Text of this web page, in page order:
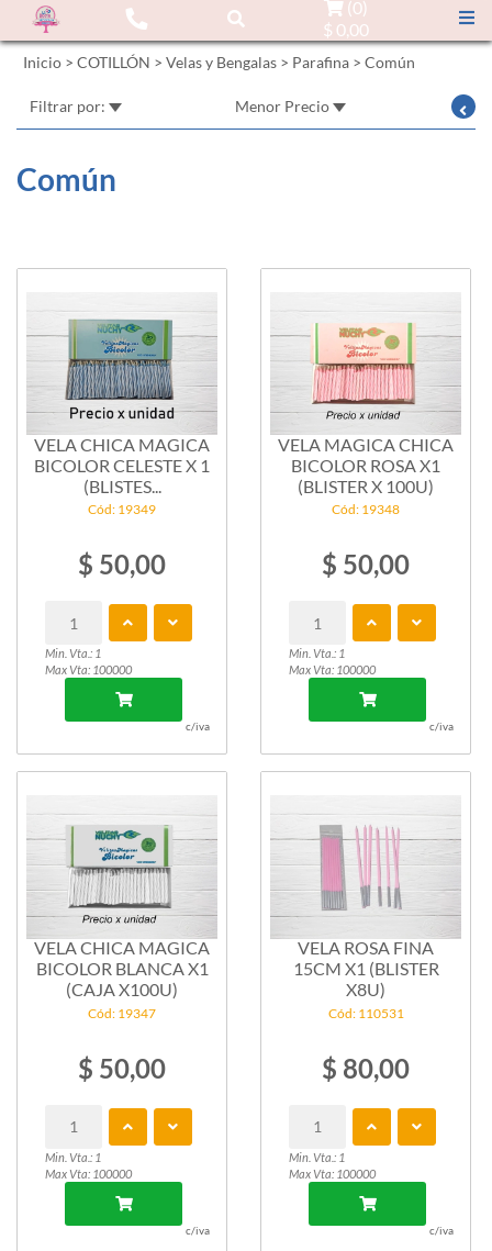
(0)
$ 0,00
Inicio > COTILLÓN > Velas y Bengalas > Parafina > Común
Filtrar por: Menor Precio
Común
VELA CHICA MAGICA
BICOLOR CELESTE X 1
(BLISTES...
Cód: 19349
$ 50,00
Min. Vta.: 1
Max Vta: 100000
c/iva
VELA MAGICA CHICA
BICOLOR ROSA X1
(BLISTER X 100U)
Cód: 19348
$ 50,00
Min. Vta.: 1
Max Vta: 100000
c/iva
VELA CHICA MAGICA
BICOLOR BLANCA X1
(CAJA X100U)
Cód: 19347
$ 50,00
Min. Vta.: 1
Max Vta: 100000
c/iva
VELA ROSA FINA
15CM X1 (BLISTER
X8U)
Cód: 110531
$ 80,00
Min. Vta.: 1
Max Vta: 100000
c/iva